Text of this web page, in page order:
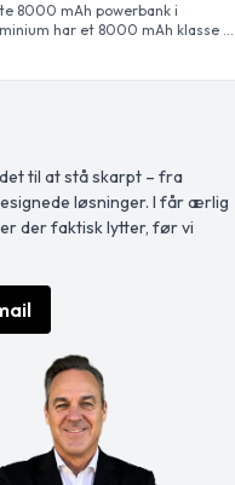
8000 mAh powerbank i
har et 8000 mAh klasse A
aluminium. Inkluderer et
til-Type-C-ladekabel. Leveres i
Avenue-gaveæske.
til at stå skarpt – fra
løsninger. I får ærlig
der faktisk lytter, før vi